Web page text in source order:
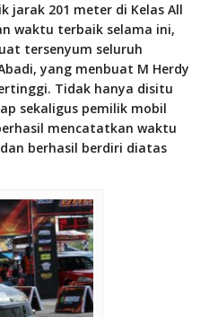
jarak 201 meter di Kelas All
waktu terbaik selama ini,
tersenyum seluruh
yang menbuat M Herdy
Tidak hanya disitu
sekaligus pemilik mobil
mencatatkan waktu
berhasil berdiri diatas